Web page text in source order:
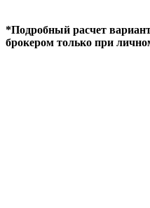
*Подробный расчет
брокером только при